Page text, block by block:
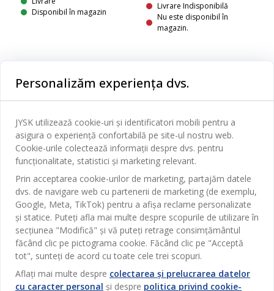
Disponibil în magazin
Livrare Indisponibilă
Nu este disponibil în
magazin.
Categorii
Dormitor
Baie
Birou
Sufragerie
Bucătărie
Depozitare
Perdele
Grădină
Serviciul clienți
Contact Relații Clienți
Magazine și program
Broșură
Termeni si conditii vânzări online
Garantia prețului
Garanția Produselor
JYSK
Despre JYSK
JYSK.com
Presă
Locuri de muncă
SEDIU CENTRAL
TAROL-DD S.R.L. str. Jubiliara, 41A mun. Chișinău, Republica
Moldova
JYSK BUSINESS TO BUSINESS
JYSK RELAȚII CLIENȚI
Contact Relații Clienți
Telefon: 022 022 030
Urmărește Jysk
Personalizăm experiența dvs.
JYSK utilizează cookie-uri și identificatori mobili pentru a
asigura o experiență confortabilă pe site-ul nostru web.
Cookie-urile colectează informații despre dvs. pentru
funcționalitate, statistici și marketing relevant.
Prin acceptarea cookie-urilor de marketing, partajăm datele
dvs. de navigare web cu partenerii de marketing (de exemplu,
Google, Meta, TikTok) pentru a afișa reclame personalizate
și statice. Puteți afla mai multe despre scopurile de utilizare în
secțiunea "Modifică" și vă puteți retrage consimțământul
făcând clic pe pictograma cookie. Făcând clic pe "Acceptă
tot", sunteți de acord cu toate cele trei scopuri.
Aflați mai multe despre colectarea și prelucrarea datelor
cu caracter personal și despre politica privind cookie-